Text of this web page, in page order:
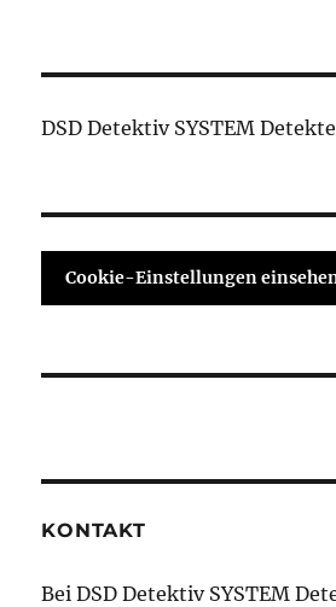
DSD Detektiv SYSTEM
Cookie-Einstellungen
KONTAKT
Bei DSD Detektiv SYSTEM